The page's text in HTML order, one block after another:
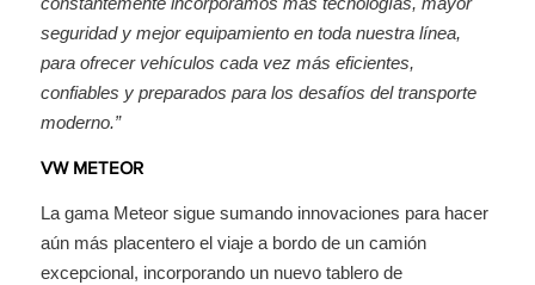
seguridad y mejor equipamiento en toda nuestra línea,
para ofrecer vehículos cada vez más eficientes,
confiables y preparados para los desafíos del transporte
moderno.”
VW METEOR
La gama Meteor sigue sumando innovaciones para hacer
aún más placentero el viaje a bordo de un camión
excepcional, incorporando un nuevo tablero de